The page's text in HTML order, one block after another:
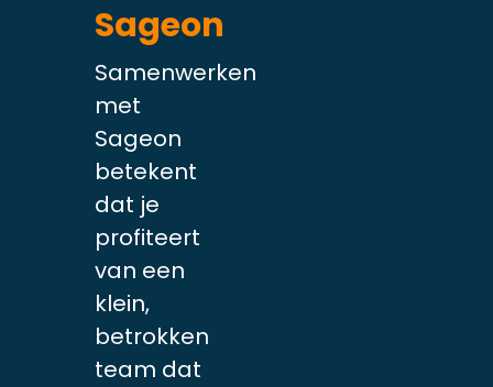
Sageon
Samenwerken
met
Sageon
betekent
dat je
profiteert
van een
klein,
betrokken
team dat